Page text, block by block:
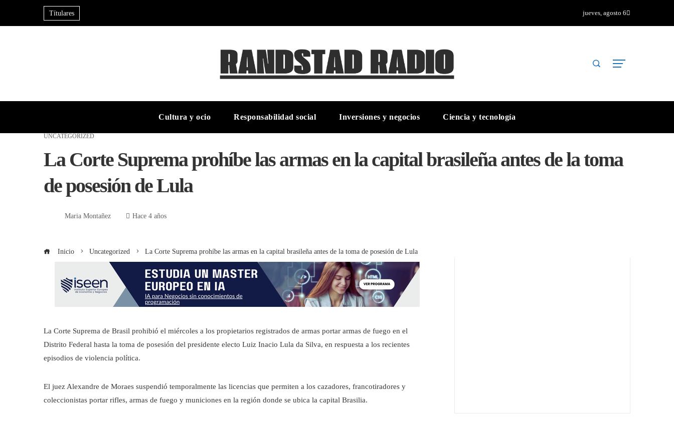
Títulares jueves, agosto 6
Cultura y ocio Responsabilidad social Inversiones y negocios Ciencia y tecnología
UNCATEGORIZED
La Corte Suprema prohíbe las armas en la capital brasileña antes de la toma
de posesión de Lula
Maria Montañez Hace 4 años
Inicio Uncategorized La Corte Suprema prohíbe las armas en la capital brasileña antes de la toma de posesión de Lula
La Corte Suprema de Brasil prohibió el miércoles a los propietarios registrados de armas portar armas de fuego en el
Distrito Federal hasta la toma de posesión del presidente electo Luiz Inacio Lula da Silva, en respuesta a los recientes
episodios de violencia política.
El juez Alexandre de Moraes suspendió temporalmente las licencias que permiten a los cazadores, francotiradores y
coleccionistas portar rifles, armas de fuego y municiones en la región donde se ubica la capital Brasilia.